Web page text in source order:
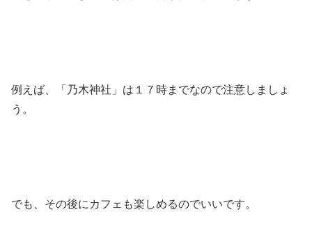
例えば、「乃木神社」は１７時までなので注意しましょ
う。
でも、その後にカフェも楽しめるのでいいです。